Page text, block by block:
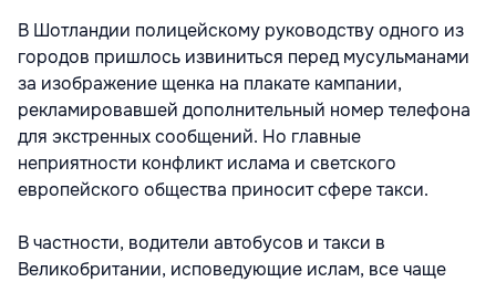
В Шотландии полицейскому руководству одного из
городов пришлось извиниться перед мусульманами
за изображение щенка на плакате кампании,
рекламировавшей дополнительный номер телефона
для экстренных сообщений. Но главные
неприятности конфликт ислама и светского
европейского общества приносит сфере такси.
В частности, водители автобусов и такси в
Великобритании, исповедующие ислам, все чаще